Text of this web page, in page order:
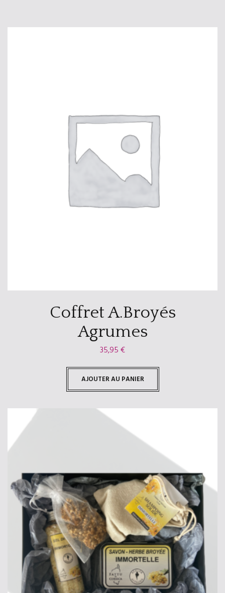
Coffret A.Broyés
Agrumes
35,95€
AJOUTER AU PANIER